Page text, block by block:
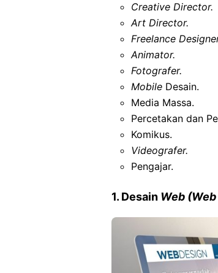
Creative Director.
Art Director.
Freelance
Animator.
Fotografer.
Mobile Desain.
Media Massa.
Percetakan dan
Komikus.
Videografer.
Pengajar.
1. Desain Web